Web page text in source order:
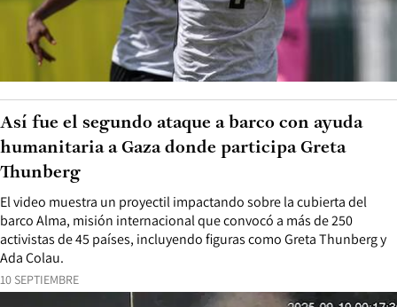
10 SEPTIEMBRE
El video muestra un proyectil impactando sobre la cubierta del
barco Alma, misión internacional que convocó a más de 250
activistas de 45 países, incluyendo figuras como Greta Thunberg y
Ada Colau.
Así fue el segundo ataque a barco con ayuda
humanitaria a Gaza donde participa Greta
Thunberg